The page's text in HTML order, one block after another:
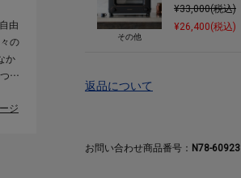
由
の
か
て
利
ジ
その他
¥33,000(税込)
¥26,400(税込)
返品について
お問い合わせ商品番号： N78-60923